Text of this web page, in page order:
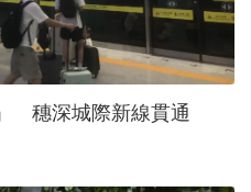
穗深城際新線貫通